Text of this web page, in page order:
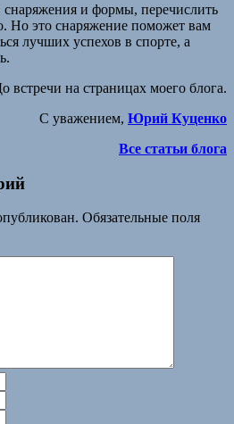
и формы, перечислить
Но это снаряжение поможет вам
лучших успехов в спорте, а
встречи на страницах моего блога.
С уважением, Юрий Куценко
Все статьи блога
Обязательные поля